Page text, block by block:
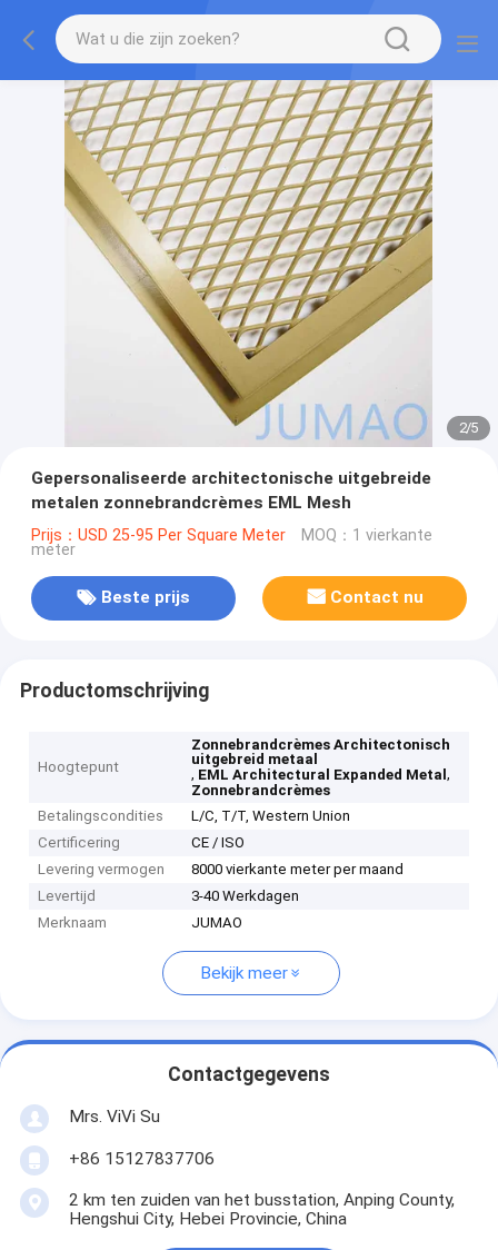
2/5
Gepersonaliseerde architectonische uitgebreide
metalen zonnebrandcrèmes EML Mesh
Prijs：USD 25-95 Per Square Meter MOQ：1 vierkante
meter
Beste prijs Contact nu
Productomschrijving
Hoogtepunt
Zonnebrandcrèmes Architectonisch
uitgebreid metaal
, EML Architectural Expanded Metal,
Zonnebrandcrèmes
Betalingscondities
L/C, T/T, Western Union
Certificering
CE / ISO
Levering vermogen
8000 vierkante meter per maand
Levertijd
3-40 Werkdagen
Merknaam
JUMAO
Bekijk meer
Contactgegevens
Mrs. ViVi Su
+86 15127837706
2 km ten zuiden van het busstation, Anping County,
Hengshui City, Hebei Provincie, China